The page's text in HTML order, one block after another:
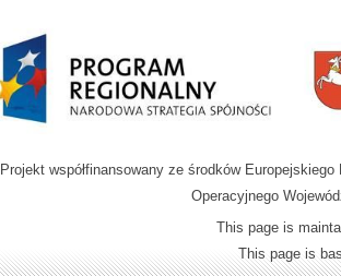
Projekt współfinansowany ze środków
Operacyjnego
This page is
This page is